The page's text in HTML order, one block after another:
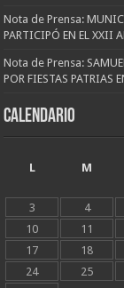
Nota de Prensa:
PARTICIPÓ EN EL XXII
Nota de Prensa:
POR FIESTAS PATRIAS
CALENDARIO
L
M
3
4
10
11
17
18
24
25